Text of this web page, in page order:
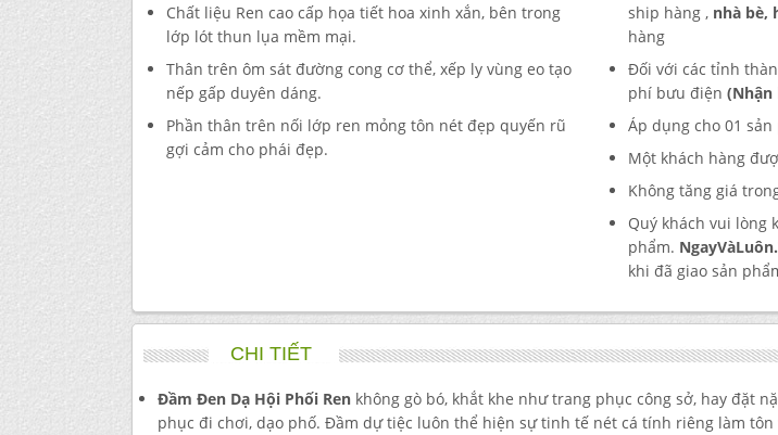
Chất liệu Ren cao cấp họa tiết hoa xinh xắn, bên trong
lớp lót thun lụa mềm mại.
Thân trên ôm sát đường cong cơ thể, xếp ly vùng eo tạo
nếp gấp duyên dáng.
Phần thân trên nối lớp ren mỏng tôn nét đẹp quyến rũ
gợi cảm cho phái đẹp.
ship hàng , nhà bè,
hàng
Đối với các tỉnh
phí bưu điện
Áp dụng cho 01 sản
Một khách hàng
Không tăng giá
Quý khách vui lòng
phẩm.
khi đã giao sản
CHI TIẾT
Đầm Đen Dạ Hội Phối Ren không gò bó, khắt khe như trang phục công sở, hay đặt
phục đi chơi, dạo phố. Đầm dự tiệc luôn thể hiện sự tinh tế nét cá tính riêng làm